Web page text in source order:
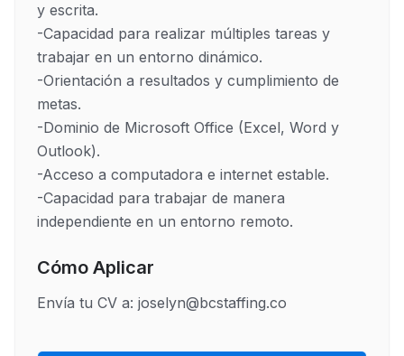
y escrita.
-Capacidad para realizar múltiples tareas y
trabajar en un entorno dinámico.
-Orientación a resultados y cumplimiento de
metas.
-Dominio de Microsoft Office (Excel, Word y
Outlook).
-Acceso a computadora e internet estable.
-Capacidad para trabajar de manera
independiente en un entorno remoto.
Cómo Aplicar
Envía tu CV a: joselyn@bcstaffing.co